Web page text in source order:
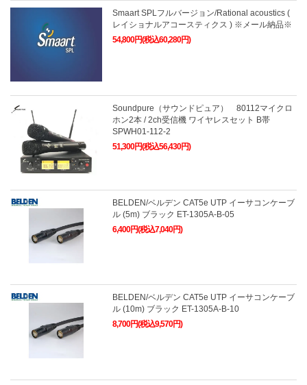
Smaart SPLフルバージョン/Rational acoustics (
レイショナルアコースティクス ) ※メール納品※
54,800円(税込60,280円)
Soundpure（サウンドピュア） 80112マイクロ
ホン2本 / 2ch受信機 ワイヤレスセット B帯
SPWH01-112-2
51,300円(税込56,430円)
BELDEN/ベルデン CAT5e UTP イーサコンケーブ
ル (5m) ブラック ET-1305A-B-05
6,400円(税込7,040円)
BELDEN/ベルデン CAT5e UTP イーサコンケーブ
ル (10m) ブラック ET-1305A-B-10
8,700円(税込9,570円)